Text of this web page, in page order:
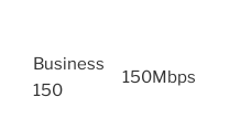
Business
150
150Mbps